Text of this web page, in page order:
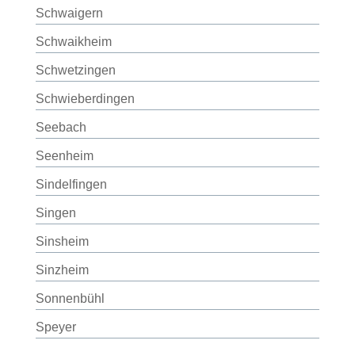
Schwaigern
Schwaikheim
Schwetzingen
Schwieberdingen
Seebach
Seenheim
Sindelfingen
Singen
Sinsheim
Sinzheim
Sonnenbühl
Speyer